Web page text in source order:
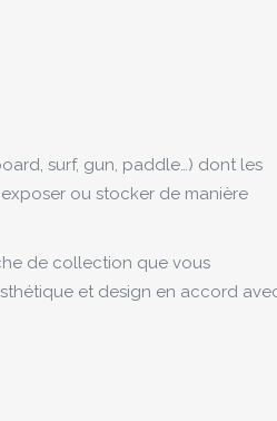
surf, gun paddle …) dont les
ou stocker de manière
de collection que vous
et design en accord